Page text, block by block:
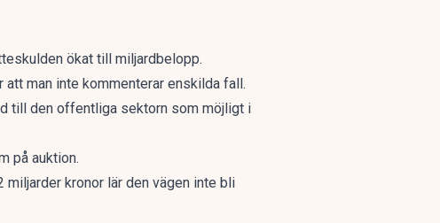
ökat till miljardbelopp.
man inte kommenterar enskilda fall.
till den offentliga sektorn som möjligt i
på auktion.
kronor lär den vägen inte bli